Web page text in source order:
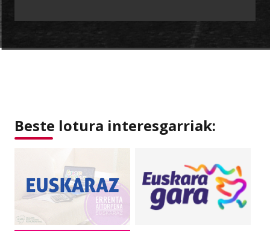
Beste lotura interesgarriak: